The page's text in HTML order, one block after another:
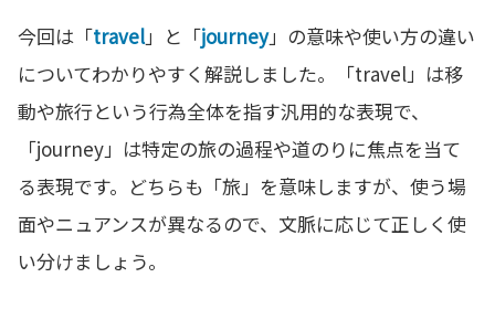
今回は「travel」と「journey」の意味や使い方の違い
についてわかりやすく解説しました。「travel」は移
動や旅行という行為全体を指す汎用的な表現で、
「journey」は特定の旅の過程や道のりに焦点を当て
る表現です。どちらも「旅」を意味しますが、使う場
面やニュアンスが異なるので、文脈に応じて正しく使
い分けましょう。